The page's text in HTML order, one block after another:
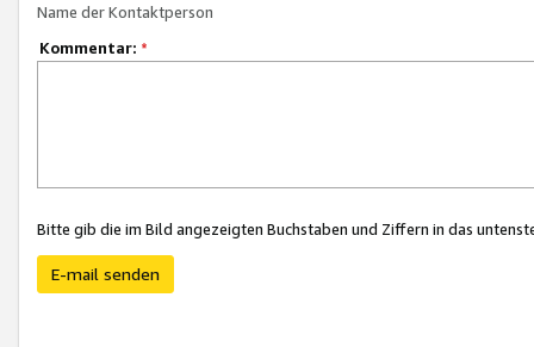
Name der Kontaktperson
Kommentar: *
Bitte gib die im Bild angezeigten Buchstaben und Ziffern in das
E-mail senden